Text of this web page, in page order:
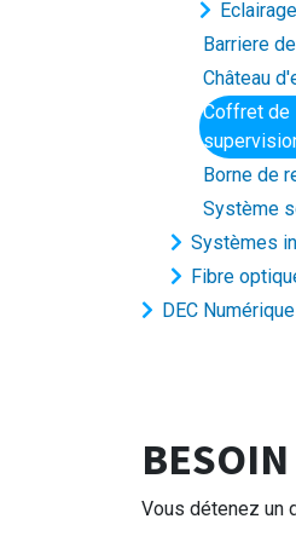
Barriere
Château
Coffret de
Borne de
Système
Systèmes
Fibre
DEC Numérique
Vous détenez un